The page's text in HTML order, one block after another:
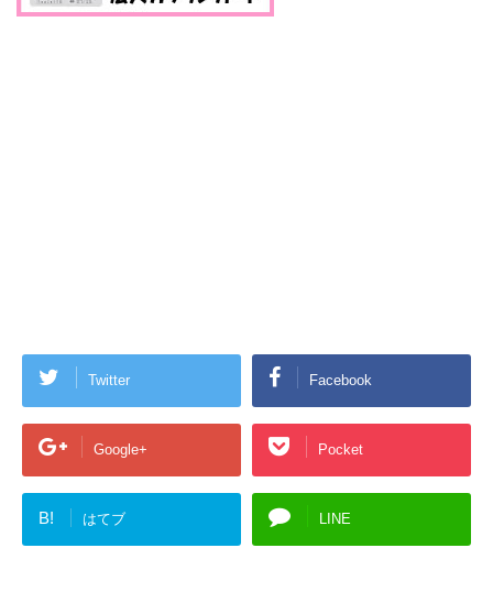
Twitter Facebook
Google+ Pocket
B! はてブ LINE